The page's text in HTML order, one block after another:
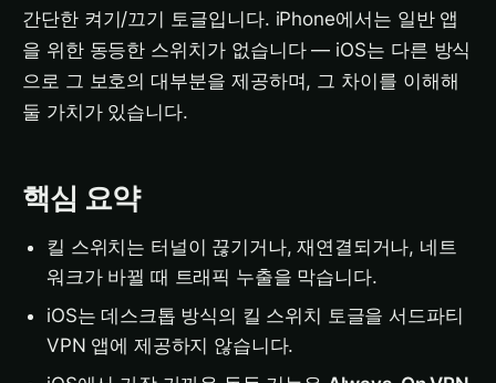
간단한 켜기/끄기 토글입니다. iPhone에서는 일반 앱
을 위한 동등한 스위치가 없습니다 — iOS는 다른 방식
으로 그 보호의 대부분을 제공하며, 그 차이를 이해해
둘 가치가 있습니다.
핵심 요약
킬 스위치는 터널이 끊기거나, 재연결되거나, 네트
워크가 바뀔 때 트래픽 누출을 막습니다.
iOS는 데스크톱 방식의 킬 스위치 토글을 서드파티
VPN 앱에 제공하지 않습니다.